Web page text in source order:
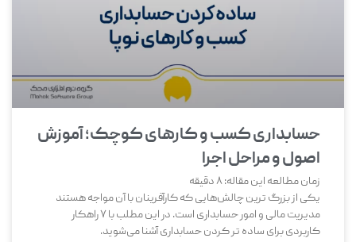
حسابداری کسب و کارهای کوچک؛ آموزش
اصول و مراحل اجرا
زمان مطالعه این مقاله:8دقیقه
یکی از بزرگ‌ ترین چالش‌هایی که کارآفرینان با آن مواجه هستند
مدیریت مالی و امور حسابداری است. در این مطلب با 7 راهکار
کاربردی برای ساده تر کردن حسابداری آشنا می‌شوید.